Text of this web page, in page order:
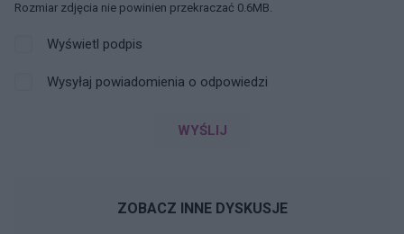
Rozmiar zdjęcia nie powinien przekraczać 0.6MB.
Wyświetl podpis
Wysyłaj powiadomienia o odpowiedzi
WYŚLIJ
ZOBACZ INNE DYSKUSJE